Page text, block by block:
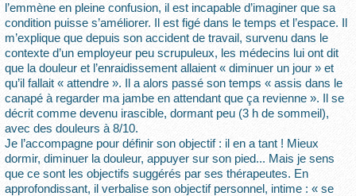
l’emmène en pleine confusion, il est incapable d’imaginer que sa
condition puisse s’améliorer. Il est figé dans le temps et l’espace. Il
m’explique que depuis son accident de travail, survenu dans le
contexte d’un employeur peu scrupuleux, les médecins lui ont dit
que la douleur et l’enraidissement allaient « diminuer un jour » et
qu’il fallait « attendre ». Il a alors passé son temps « assis dans le
canapé à regarder ma jambe en attendant que ça revienne ». Il se
décrit comme devenu irascible, dormant peu (3 h de sommeil),
avec des douleurs à 8/10.
Je l’accompagne pour définir son objectif : il en a tant ! Mieux
dormir, diminuer la douleur, appuyer sur son pied... Mais je sens
que ce sont les objectifs suggérés par ses thérapeutes. En
approfondissant, il verbalise son objectif personnel, intime : « se